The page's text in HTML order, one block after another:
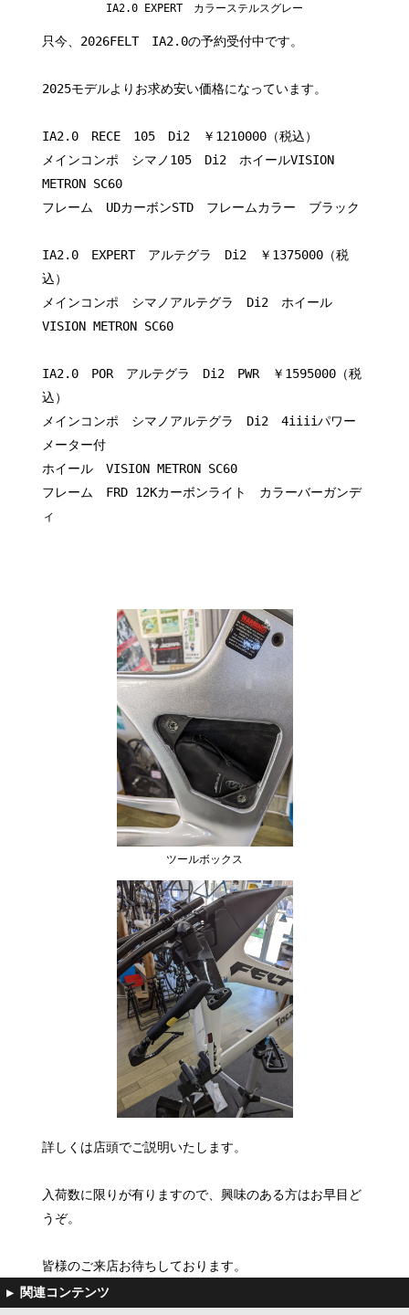
IA2.0 EXPERT カラーステルスグレー
只今、2026FELT IA2.0の予約受付中です。
2025モデルよりお求め安い価格になっています。
IA2.0 RECE 105 Di2 ￥1210000（税込）
メインコンポ シマノ105 Di2 ホイールVISION
METRON SC60
フレーム UDカーボンSTD フレームカラー ブラック
IA2.0 EXPERT アルテグラ Di2 ￥1375000（税
込）
メインコンポ シマノアルテグラ Di2 ホイール
VISION METRON SC60
IA2.0 POR アルテグラ Di2 PWR ￥1595000（税
込）
メインコンポ シマノアルテグラ Di2 4iiiiパワー
メーター付
ホイール VISION METRON SC60
フレーム FRD 12Kカーボンライト カラーバーガンデ
ィ
ツールボックス
詳しくは店頭でご説明いたします。
入荷数に限りが有りますので、興味のある方はお早目ど
うぞ。
皆様のご来店お待ちしております。